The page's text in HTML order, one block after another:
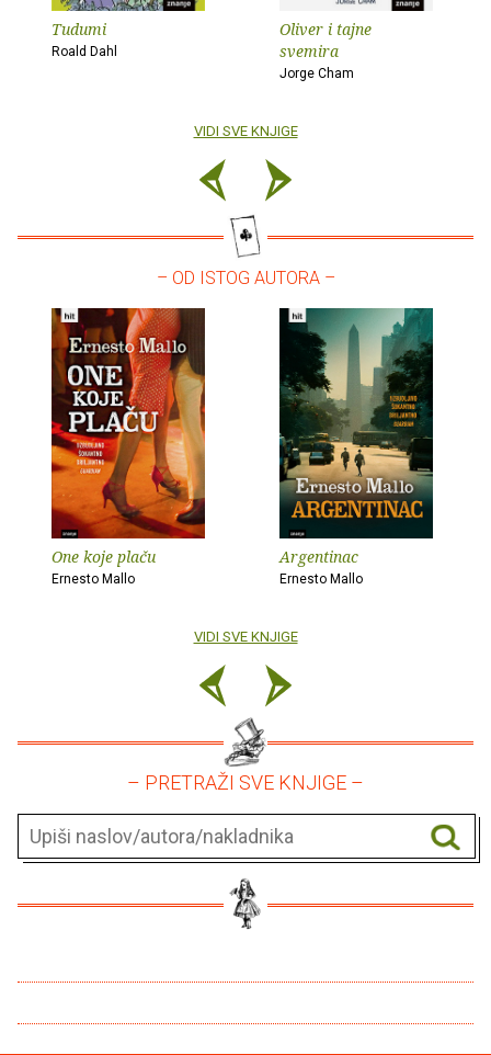
Tudumi
Roald Dahl
Oliver i tajne
svemira
Jorge Cham
VIDI SVE KNJIGE
– OD ISTOG AUTORA –
One koje plaču
Ernesto Mallo
Argentinac
Ernesto Mallo
VIDI SVE KNJIGE
– PRETRAŽI SVE KNJIGE –